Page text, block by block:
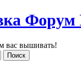
вас вышивать!